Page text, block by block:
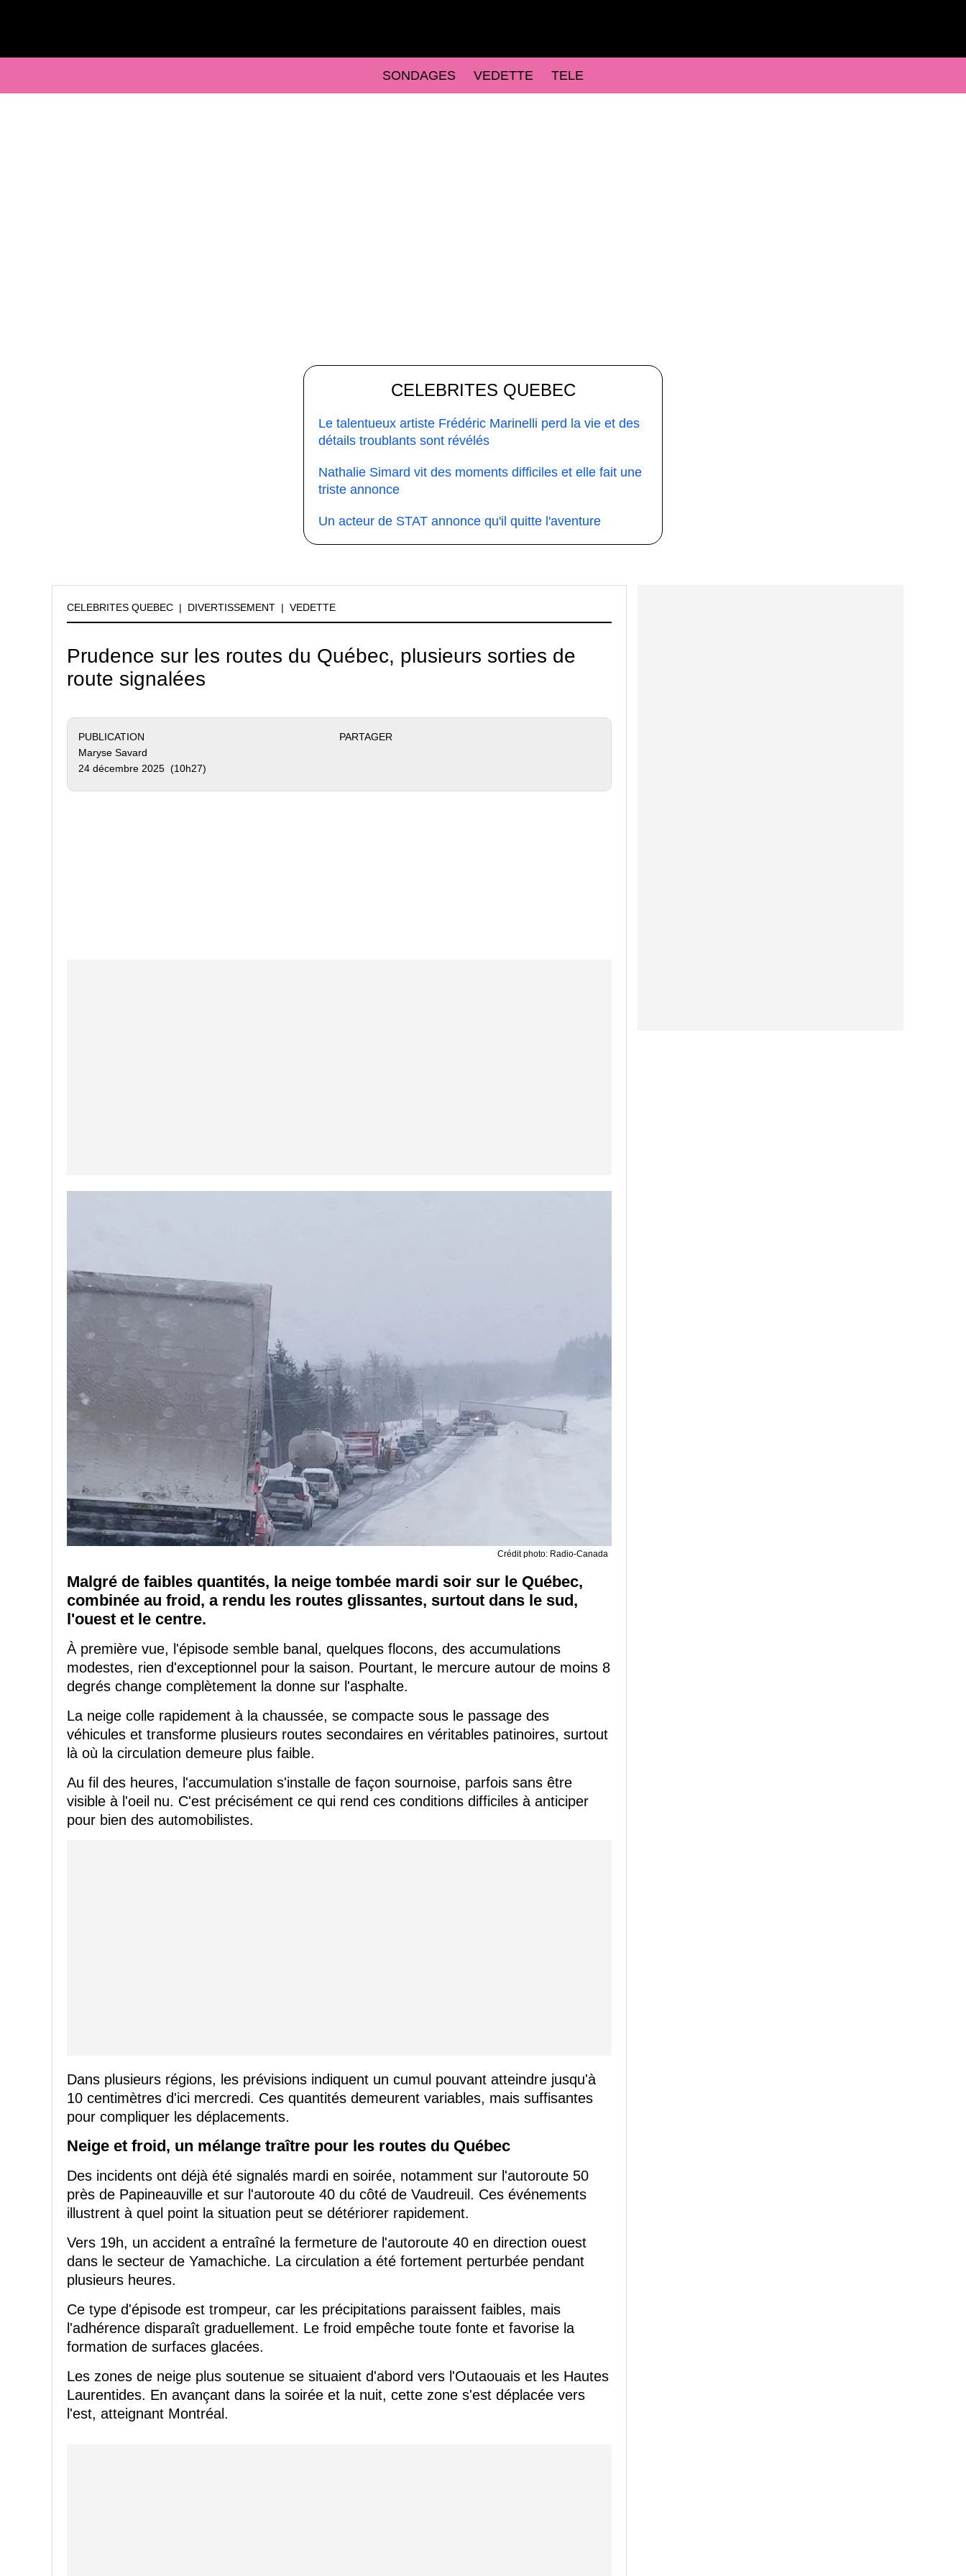
SONDAGES VEDETTE TELE
CELEBRITES QUEBEC
Le talentueux artiste Frédéric Marinelli perd la vie et des
détails troublants sont révélés
Nathalie Simard vit des moments difficiles et elle fait une
triste annonce
Un acteur de STAT annonce qu'il quitte l'aventure
CELEBRITES QUEBEC | DIVERTISSEMENT | VEDETTE
Prudence sur les routes du Québec, plusieurs sorties de
route signalées
PUBLICATION
Maryse Savard
24 décembre 2025 (10h27)
PARTAGER
Crédit photo: Radio-Canada
Malgré de faibles quantités, la neige tombée mardi soir sur le Québec,
combinée au froid, a rendu les routes glissantes, surtout dans le sud,
l'ouest et le centre.
À première vue, l'épisode semble banal, quelques flocons, des accumulations
modestes, rien d'exceptionnel pour la saison. Pourtant, le mercure autour de moins 8
degrés change complètement la donne sur l'asphalte.
La neige colle rapidement à la chaussée, se compacte sous le passage des
véhicules et transforme plusieurs routes secondaires en véritables patinoires, surtout
là où la circulation demeure plus faible.
Au fil des heures, l'accumulation s'installe de façon sournoise, parfois sans être
visible à l'oeil nu. C'est précisément ce qui rend ces conditions difficiles à anticiper
pour bien des automobilistes.
Dans plusieurs régions, les prévisions indiquent un cumul pouvant atteindre jusqu'à
10 centimètres d'ici mercredi. Ces quantités demeurent variables, mais suffisantes
pour compliquer les déplacements.
Neige et froid, un mélange traître pour les routes du Québec
Des incidents ont déjà été signalés mardi en soirée, notamment sur l'autoroute 50
près de Papineauville et sur l'autoroute 40 du côté de Vaudreuil. Ces événements
illustrent à quel point la situation peut se détériorer rapidement.
Vers 19h, un accident a entraîné la fermeture de l'autoroute 40 en direction ouest
dans le secteur de Yamachiche. La circulation a été fortement perturbée pendant
plusieurs heures.
Ce type d'épisode est trompeur, car les précipitations paraissent faibles, mais
l'adhérence disparaît graduellement. Le froid empêche toute fonte et favorise la
formation de surfaces glacées.
Les zones de neige plus soutenue se situaient d'abord vers l'Outaouais et les Hautes
Laurentides. En avançant dans la soirée et la nuit, cette zone s'est déplacée vers
l'est, atteignant Montréal.